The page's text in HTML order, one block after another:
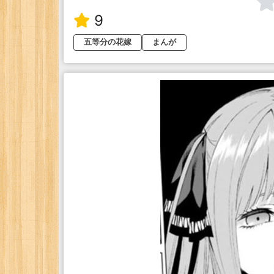
9
五等分の花嫁 まんが